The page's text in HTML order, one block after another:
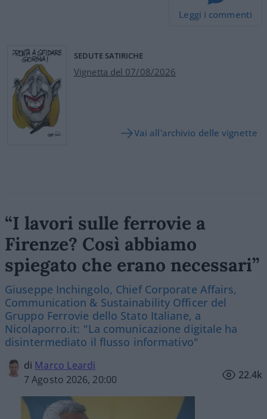
Leggi i commenti
SEDUTE SATIRICHE
Vignetta del 07/08/2026
Vai all'archivio delle vignette
“I lavori sulle ferrovie a
Firenze? Così abbiamo
spiegato che erano necessari”
Giuseppe Inchingolo, Chief Corporate Affairs,
Communication & Sustainability Officer del
Gruppo Ferrovie dello Stato Italiane, a
Nicolaporro.it: "La comunicazione digitale ha
disintermediato il flusso informativo"
di Marco Leardi
7 Agosto 2026, 20:00
22.4k